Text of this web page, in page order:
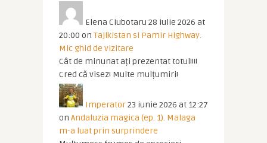
Elena Ciubotaru 28 iulie 2026 at
20:00 on Tajikistan si Pamir Highway.
Mic ghid de vizitare
Cât de minunat ați prezentat totul!!!!
Cred că visez! Multe mulțumiri!
Imperator23 iunie 2026 at 12:27
on Andaluzia magica (ep. 1). Malaga
m-a luat prin surprindere